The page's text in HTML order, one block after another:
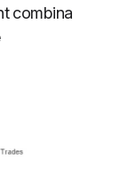
combina